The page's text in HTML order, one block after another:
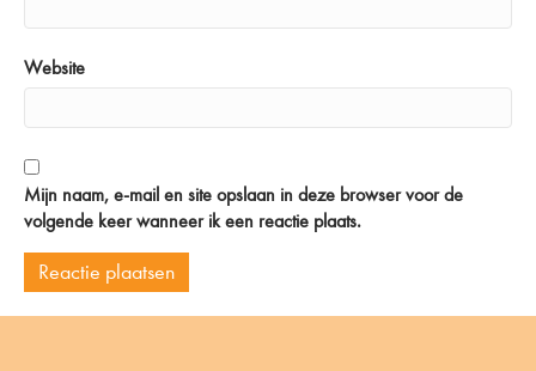
Website
Mijn naam, e-mail en site opslaan in deze browser voor de
volgende keer wanneer ik een reactie plaats.